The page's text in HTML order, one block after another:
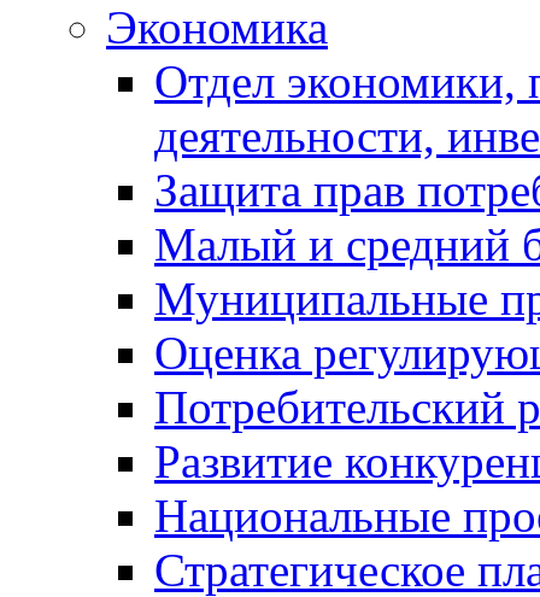
Экономика
Отдел экономики,
деятельности,
Защита прав
Малый и средний
Муниципальные
Оценка
Потребительский
Развитие
Национальные
Стратегическое